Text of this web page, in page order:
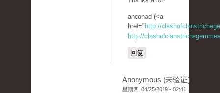
anconad (<a
href=" http://
http://
回复
Anonymous (未验证)
星期四, 04/25/2019 - 02:41